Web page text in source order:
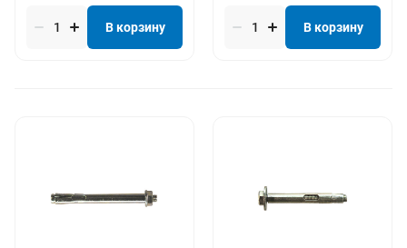
В корзину В корзину